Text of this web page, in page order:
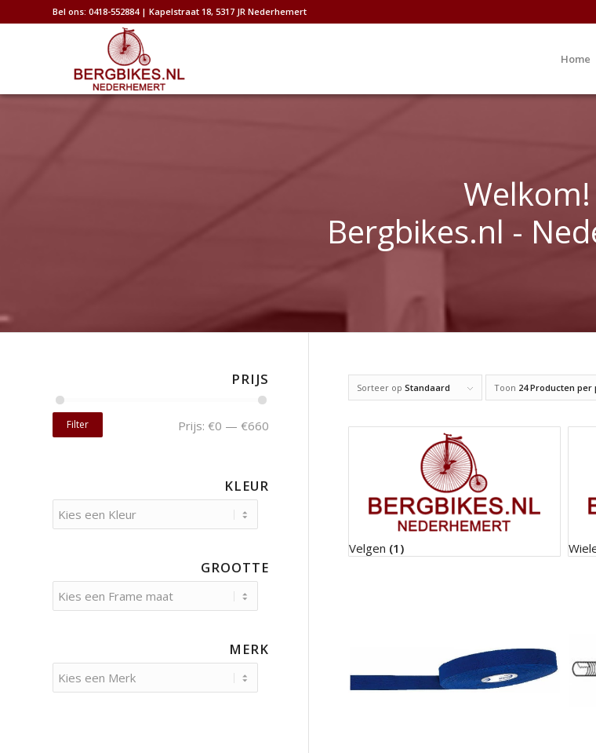
Bel ons: 0418-552884 | Kapelstraat 18, 5317 JR Nederhemert
Home
Welkom!
Bergbikes.nl -
Sorteer op Standaard Toon 24 Producten per
Velgen (1)
PRIJS
Filter Prijs: €0 — €660
KLEUR
GROOTTE
MERK